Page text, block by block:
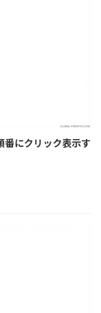
番にクリック表示す